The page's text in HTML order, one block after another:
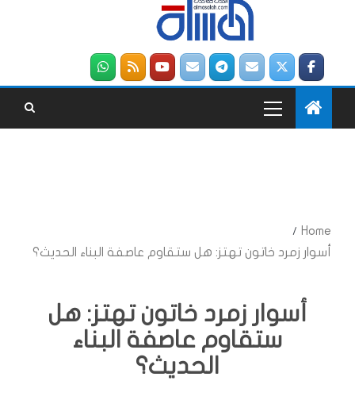
Home
أسوار زمرد خاتون تهتز: هل ستقاوم عاصفة البناء الحديث؟
أسوار زمرد خاتون تهتز: هل
ستقاوم عاصفة البناء
الحديث؟